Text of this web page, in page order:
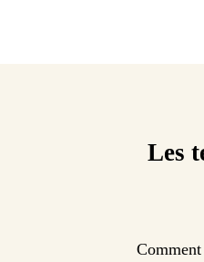
Les